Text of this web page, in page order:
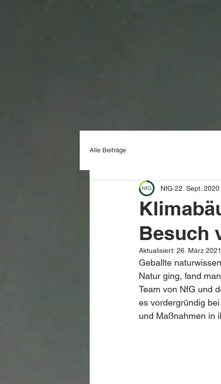
Alle Beiträge
Besuch
NfG 22. Sept. 2020
Aktualisiert: 26. März 2021
Geballte
Natur ging, fand
Team von NfG und
es vordergründig
und Maßnahmen in